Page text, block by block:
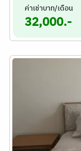
ค่าเช่าบาท/เดือน
32,000.-